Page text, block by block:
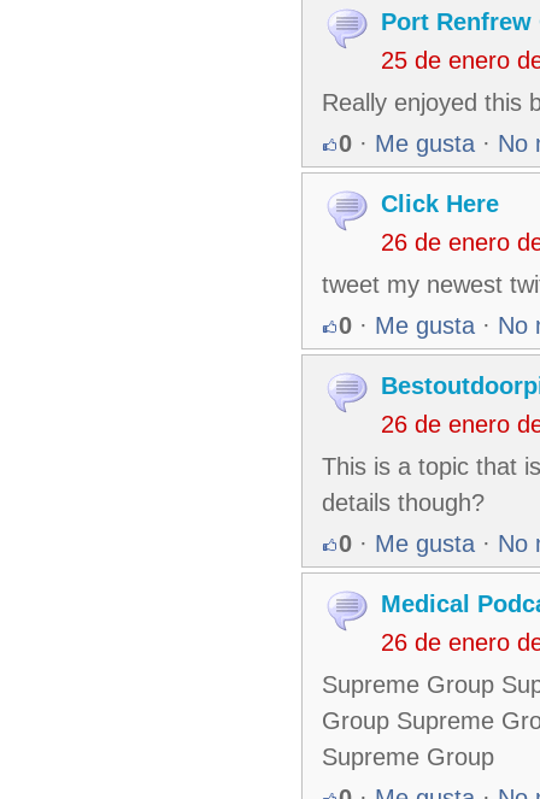
Port Renfrew
25 de enero
Really enjoyed this
0 · Me gusta · No
Click Here
26 de enero
tweet my newest
0 · Me gusta · No
26 de enero
This is a topic that
details though?
0 · Me gusta · No
Medical
26 de enero
Supreme Group
Group Supreme
Supreme Group